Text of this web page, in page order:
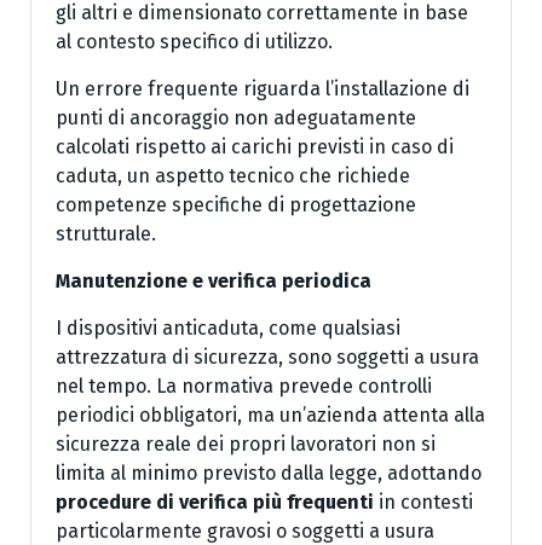
gli altri e dimensionato correttamente in base
al contesto specifico di utilizzo.
Un errore frequente riguarda l’installazione di
punti di ancoraggio non adeguatamente
calcolati rispetto ai carichi previsti in caso di
caduta, un aspetto tecnico che richiede
competenze specifiche di progettazione
strutturale.
Manutenzione e verifica periodica
I dispositivi anticaduta, come qualsiasi
attrezzatura di sicurezza, sono soggetti a usura
nel tempo. La normativa prevede controlli
periodici obbligatori, ma un’azienda attenta alla
sicurezza reale dei propri lavoratori non si
limita al minimo previsto dalla legge, adottando
procedure di verifica più frequenti in contesti
particolarmente gravosi o soggetti a usura